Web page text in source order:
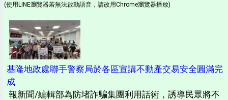
(使用LINE瀏覽器若無法啟動語音，請改用Chrome瀏覽器播放)
基隆地政處聯手警察局於各區宣講不動產交易安全圓滿完
成
報新聞/編輯部為防堵詐騙集團利用話術，誘導民眾將不